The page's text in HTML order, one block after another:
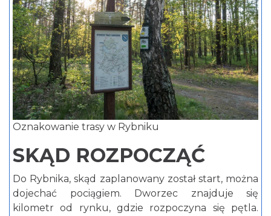
Oznakowanie trasy w Rybniku
SKĄD ROZPOCZĄĆ
Do Rybnika, skąd zaplanowany został start, można
dojechać pociągiem. Dworzec znajduje się
kilometr od rynku, gdzie rozpoczyna się pętla.